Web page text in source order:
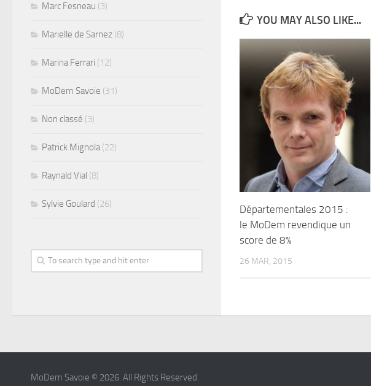
YOU MAY ALSO LIKE...
Départementales 2015 :
le MoDem revendique un
score de 8%
26 MAR, 2015
Marc Fesneau (3)
Marielle de Sarnez (8)
Marina Ferrari (12)
MoDem Savoie (31)
Non classé (3)
Patrick Mignola(22)
Raynald Vial (8)
Sylvie Goulard (26)
MoDem Savoie © 2026. All Rights Reserved.